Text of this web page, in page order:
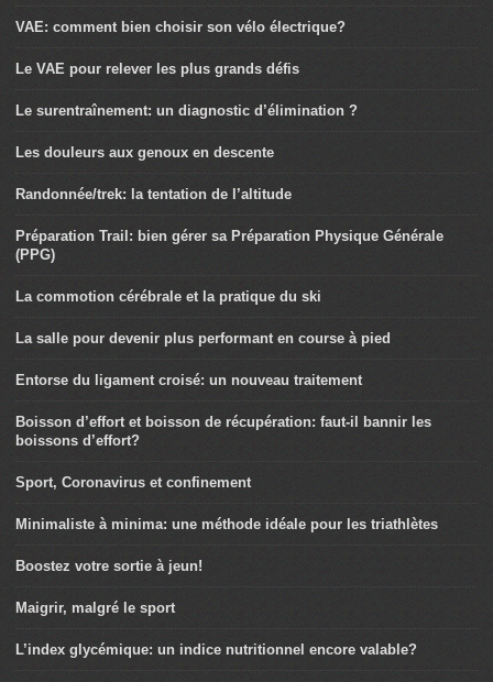
VAE: comment bien choisir son vélo électrique?
Le VAE pour relever les plus grands défis
Le surentraînement: un diagnostic d’élimination ?
Les douleurs aux genoux en descente
Randonnée/trek: la tentation de l’altitude
Préparation Trail: bien gérer sa Préparation Physique Générale
(PPG)
La commotion cérébrale et la pratique du ski
La salle pour devenir plus performant en course à pied
Entorse du ligament croisé: un nouveau traitement
Boisson d’effort et boisson de récupération: faut-il bannir les
boissons d’effort?
Sport, Coronavirus et confinement
Minimaliste à minima: une méthode idéale pour les triathlètes
Boostez votre sortie à jeun!
Maigrir, malgré le sport
L’index glycémique: un indice nutritionnel encore valable?